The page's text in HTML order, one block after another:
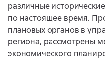
различные
по настоящее время.
плановых органов в
региона, рассмотрены
экономического